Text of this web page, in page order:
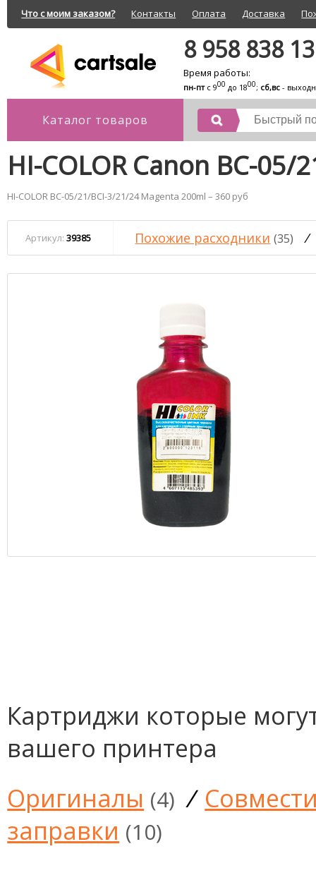
Что с моим заказом? Контакты Оплата Доставка
8 958 838
Время работы:
пн-птс 900 до 1800; сб,вс -
Каталог товаров
HI-COLOR Canon BC-
HI-COLOR BC-05/21/BCI-3/21/24 Magenta 200ml – 360 руб
Артикул: 39385 Похожие расходники (35) /
Картриджи которые
вашего принтера
Оригиналы (4) /
заправки (10)